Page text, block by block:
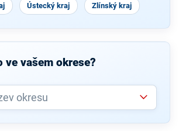
Ústecký kraj Zlínský kraj
ve vašem okrese?